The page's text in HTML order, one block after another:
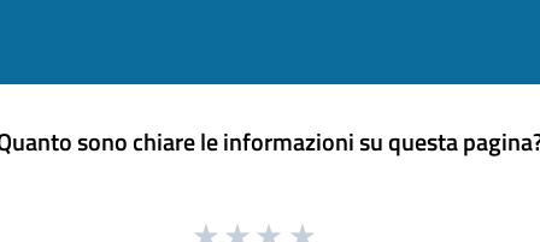
sono chiare le informazioni su questa